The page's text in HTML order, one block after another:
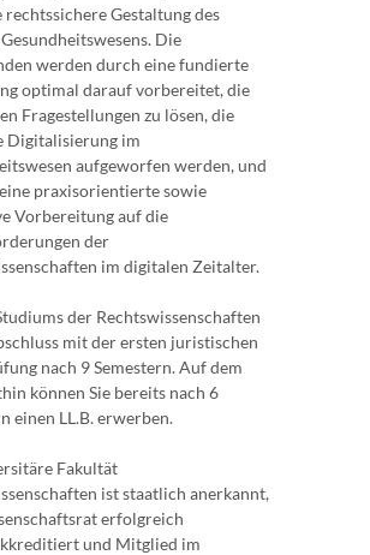
rechtssichere Gestaltung des
Die
werden durch eine fundierte
optimal darauf vorbereitet, die
Fragestellungen zu lösen, die
Digitalisierung im
aufgeworfen werden, und
praxisorientierte sowie
Vorbereitung auf die
der
im digitalen Zeitalter.
der Rechtswissenschaften
mit der ersten juristischen
nach 9 Semestern. Auf dem
können Sie bereits nach 6
einen LL.B. erwerben.
Fakultät
ist staatlich anerkannt,
erfolgreich
und Mitglied im